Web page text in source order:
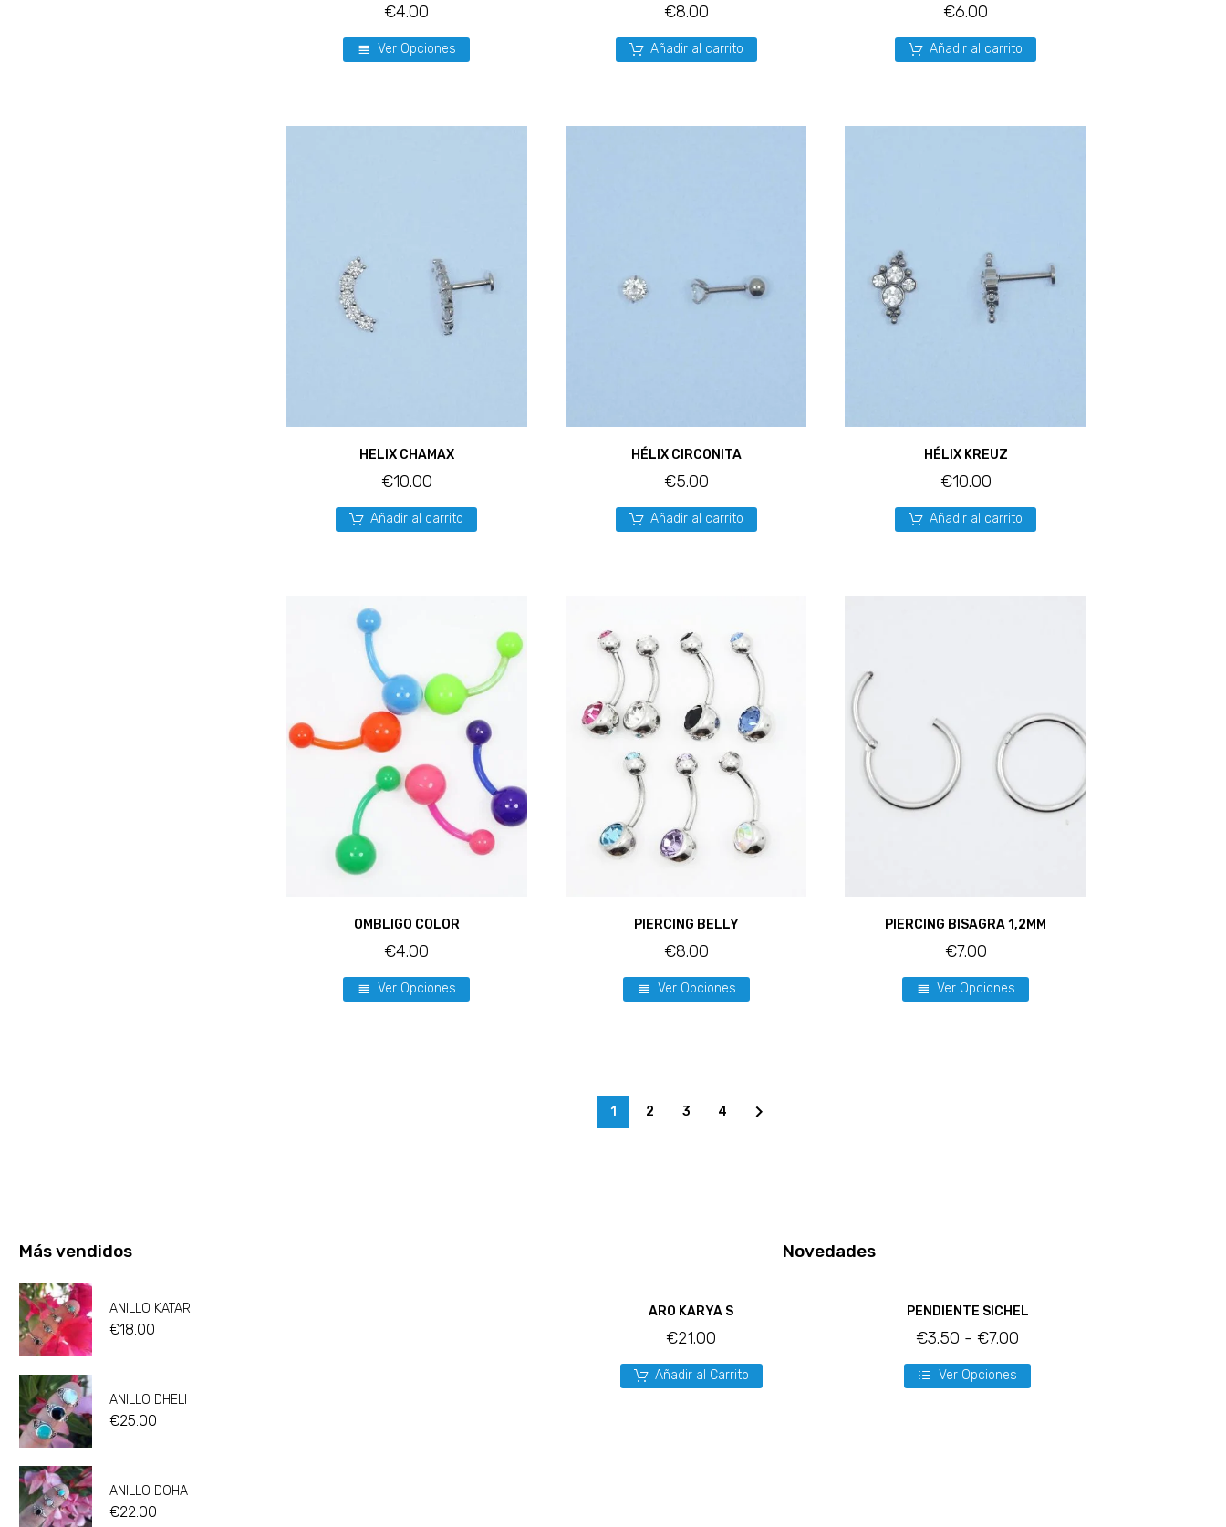
€4.00
Ver Opciones
€8.00
Añadir al carrito
€6.00
Añadir al carrito
HELIX CHAMAX
€10.00
Añadir al carrito
HÉLIX CIRCONITA
€5.00
Añadir al carrito
HÉLIX KREUZ
€10.00
Añadir al carrito
OMBLIGO COLOR
€4.00
Ver Opciones
PIERCING BELLY
€8.00
Ver Opciones
PIERCING BISAGRA 1,2MM
€7.00
Ver Opciones
1 2 3 4
Más vendidos
ANILLO KATAR
€18.00
ANILLO DHELI
€25.00
ANILLO DOHA
€22.00
Novedades
ARO KARYA S
€21.00
Añadir al Carrito
PENDIENTE SICHEL
€3.50 - €7.00
Ver Opciones